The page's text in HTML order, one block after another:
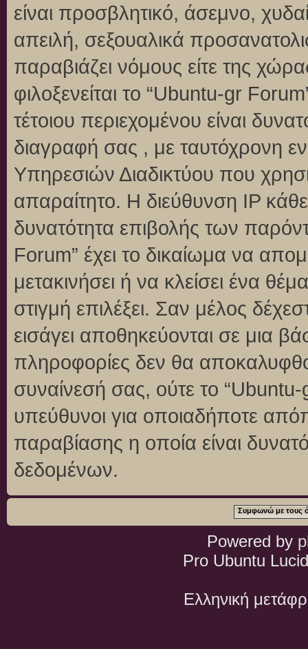
είναι προσβλητικό, άσεμνο,
απειλή, σεξουαλικά
παραβιάζει νόμους είτε της
φιλοξενείται το “Ubuntu-gr
τέτοιου περιεχομένου είναι
διαγραφή σας , με ταυτόχρονη
Υπηρεσιών Διαδικτύου που
απαραίτητο. Η διεύθυνση IP
δυνατότητα επιβολής των
Forum” έχει το δικαίωμα να
μετακινήσει ή να κλείσει ένα
στιγμή επιλέξει. Σαν μέλος
εισάγει αποθηκεύονται σε μια
πληροφορίες δεν θα
συναίνεσή σας, ούτε το
υπεύθυνοι για οποιαδήποτε
παραβίασης η οποία είναι
δεδομένων.
Powered by
Pro Ubuntu
Ελληνική